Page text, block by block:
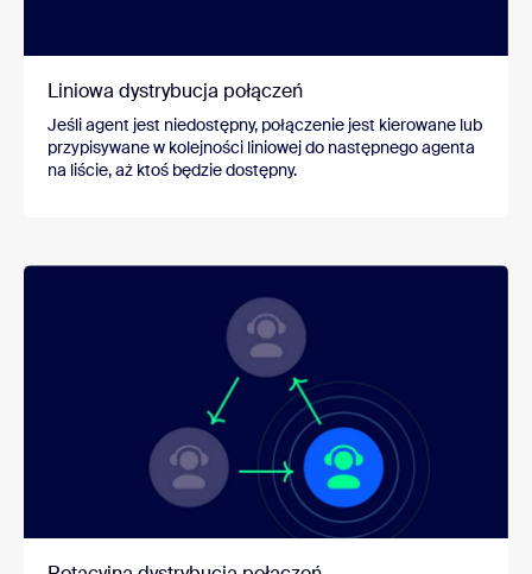
Liniowa dystrybucja połączeń
Jeśli agent jest niedostępny, połączenie jest kierowane lub
przypisywane w kolejności liniowej do następnego agenta
na liście, aż ktoś będzie dostępny.